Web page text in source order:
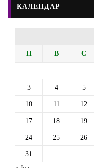
КАЛЕНДАР
П В С
3 4 5
10 11 12
17 18 19
24 25 26
31